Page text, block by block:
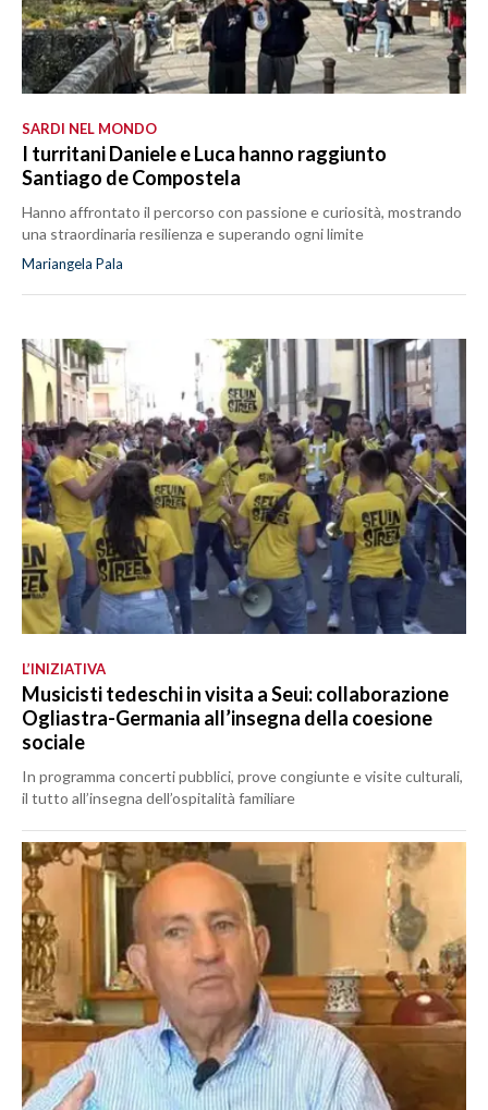
SARDI NEL MONDO
I turritani Daniele e Luca hanno raggiunto
Santiago de Compostela
Hanno affrontato il percorso con passione e curiosità, mostrando
una straordinaria resilienza e superando ogni limite
Mariangela Pala
L’INIZIATIVA
Musicisti tedeschi in visita a Seui: collaborazione
Ogliastra-Germania all’insegna della coesione
sociale
In programma concerti pubblici, prove congiunte e visite culturali,
il tutto all’insegna dell’ospitalità familiare